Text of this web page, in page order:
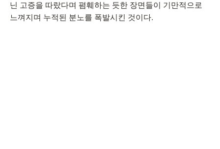
닌 고증을 따랐다며 폄훼하는 듯한 장면들이 기만적으로
느껴지며 누적된 분노를 폭발시킨 것이다.